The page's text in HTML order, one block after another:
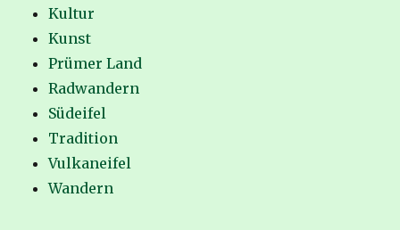
Kultur
Kunst
Prümer Land
Radwandern
Südeifel
Tradition
Vulkaneifel
Wandern